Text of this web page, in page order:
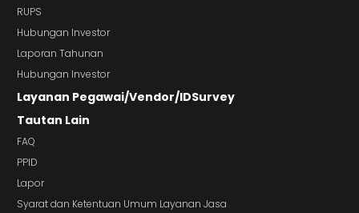
RUPS
Hubungan Investor
Laporan Tahunan
Hubungan Investor
Layanan Pegawai/Vendor/IDSurvey
Tautan Lain
FAQ
PPID
Lapor
Syarat dan Ketentuan Umum Layanan Jasa